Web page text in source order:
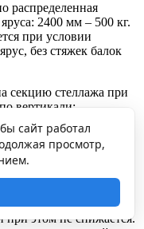
распределенная
2400 мм – 500 кг.
при условии
без стяжек балок
секцию стеллажа при
вертикали:
с общей средней
при этом не снижается.
сайт работал
просмотр,